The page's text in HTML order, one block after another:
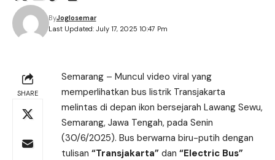
Last Updated: July 17, 2025 10:47 Pm
ByJoglosemar
SHARE
Semarang – Muncul video viral yang
memperlihatkan bus listrik Transjakarta
melintas di depan ikon bersejarah Lawang Sewu,
Semarang, Jawa Tengah, pada Senin
(30/6/2025). Bus berwarna biru-putih dengan
tulisan “Transjakarta” dan “Electric Bus”